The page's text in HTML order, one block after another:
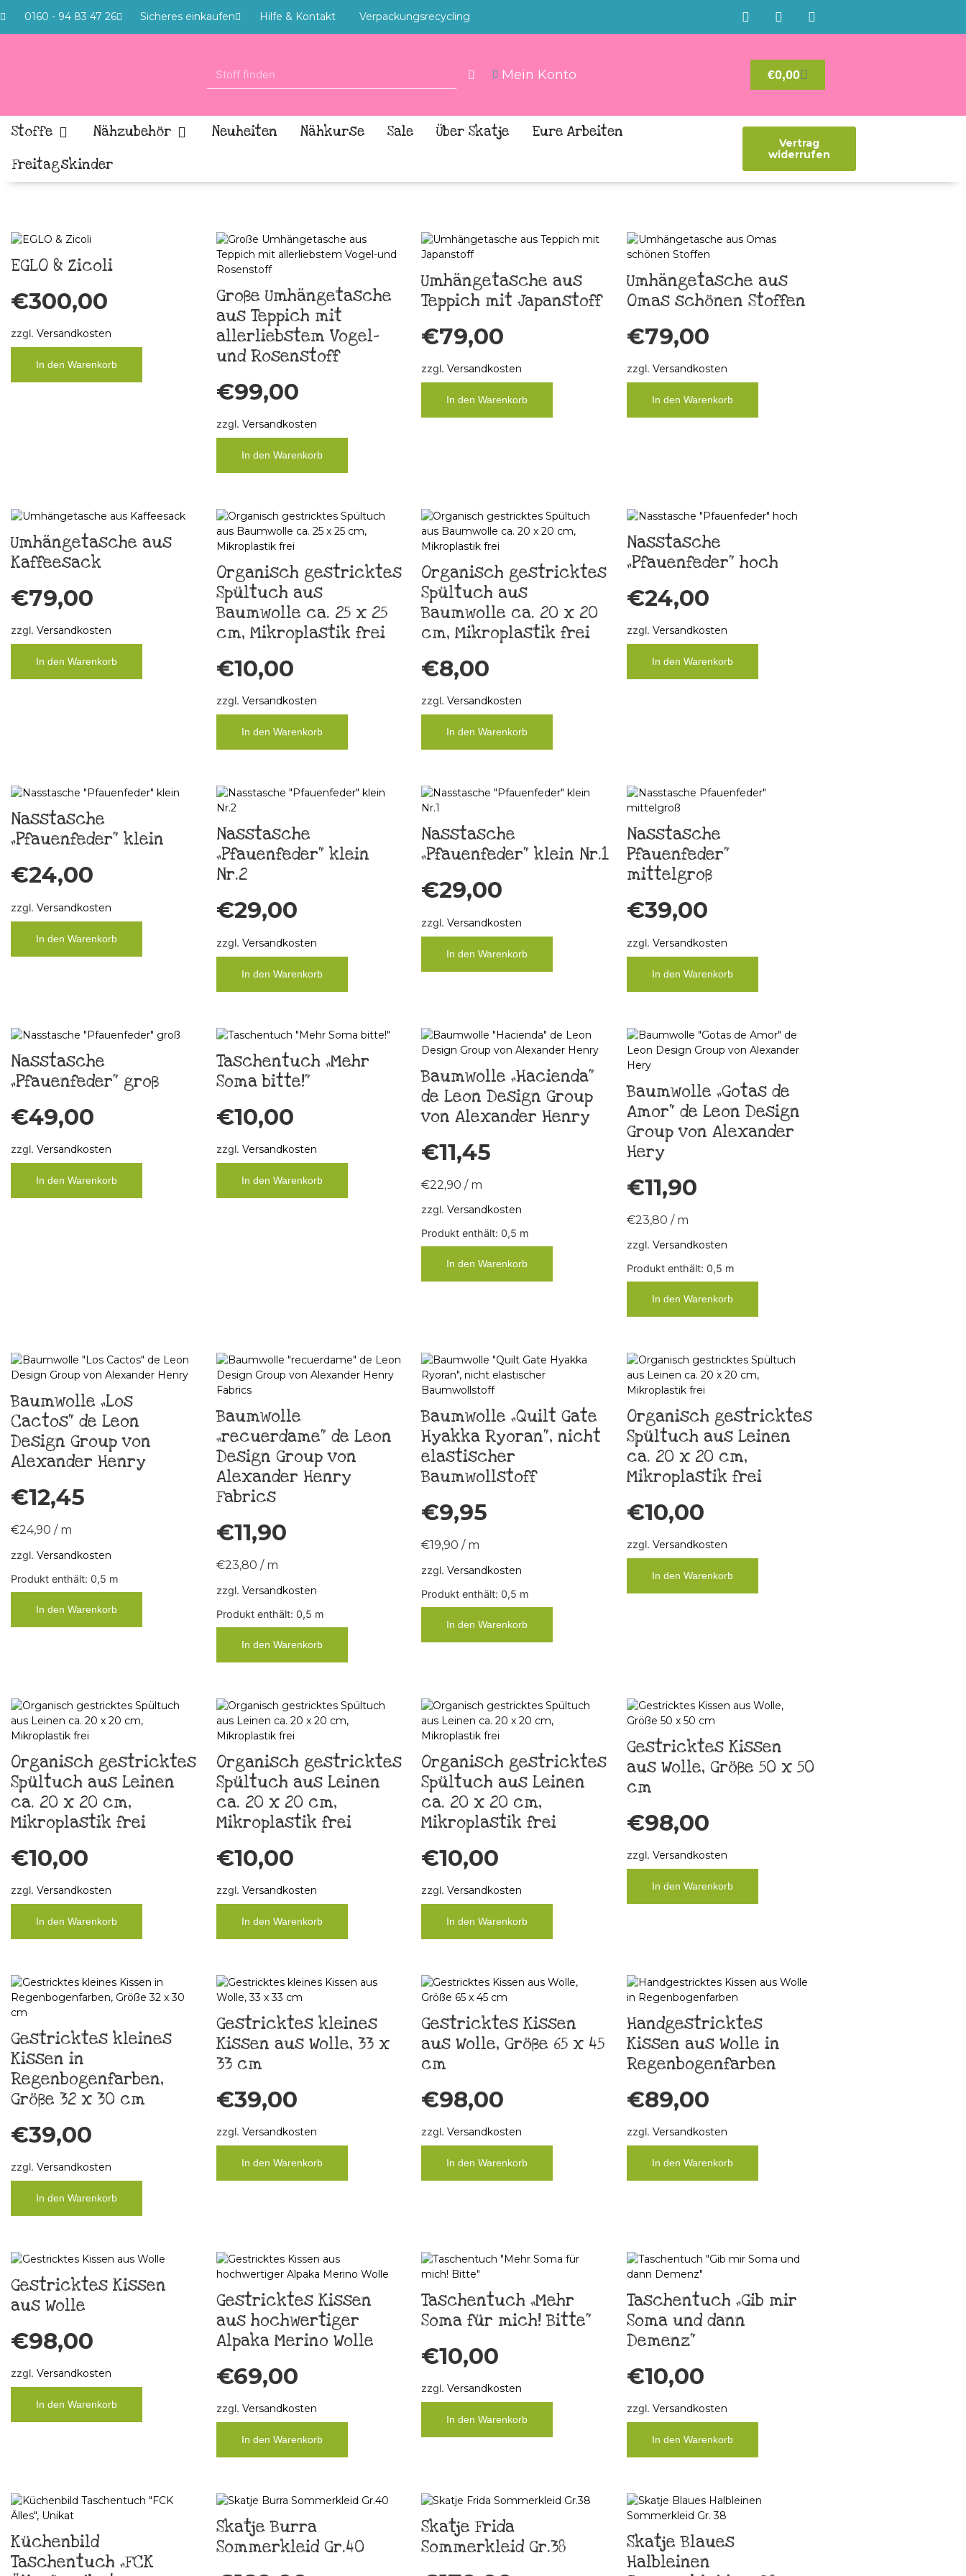
0160 - 94 83 47 26 Sicheres einkaufen Hilfe & Kontakt Verpackungsrecycling
Mein Konto €0,00
Stoffe Nähzubehör Neuheiten Nähkurse Sale Über Skatje
Eure Arbeiten
Freitagskinder
Vertrag
widerrufen
EGLO & Zicoli
€300,00
zzgl. Versandkosten
In den Warenkorb
Große Umhängetasche
aus Teppich mit
allerliebstem Vogel-
und Rosenstoff
€99,00
zzgl. Versandkosten
In den Warenkorb
Umhängetasche aus
Teppich mit Japanstoff
€79,00
zzgl. Versandkosten
In den Warenkorb
Umhängetasche aus
Omas schönen Stoffen
€79,00
zzgl. Versandkosten
In den Warenkorb
Umhängetasche aus
Kaffeesack
€79,00
zzgl. Versandkosten
In den Warenkorb
Organisch gestricktes
Spültuch aus
Baumwolle ca. 25 x 25
cm, Mikroplastik frei
€10,00
zzgl. Versandkosten
In den Warenkorb
Organisch gestricktes
Spültuch aus
Baumwolle ca. 20 x 20
cm, Mikroplastik frei
€8,00
zzgl. Versandkosten
In den Warenkorb
Nasstasche
„Pfauenfeder“ hoch
€24,00
zzgl. Versandkosten
In den Warenkorb
Nasstasche
„Pfauenfeder“ klein
€24,00
zzgl. Versandkosten
In den Warenkorb
Nasstasche
„Pfauenfeder“ klein
Nr.2
€29,00
zzgl. Versandkosten
In den Warenkorb
Nasstasche
„Pfauenfeder“ klein Nr.1
€29,00
zzgl. Versandkosten
In den Warenkorb
Nasstasche
Pfauenfeder“
mittelgroß
€39,00
zzgl. Versandkosten
In den Warenkorb
Nasstasche
„Pfauenfeder“ groß
€49,00
zzgl. Versandkosten
In den Warenkorb
Taschentuch „Mehr
Soma bitte!“
€10,00
zzgl. Versandkosten
In den Warenkorb
Baumwolle „Hacienda“
de Leon Design Group
von Alexander Henry
€11,45
€22,90 / m
zzgl. Versandkosten
Produkt enthält: 0,5 m
In den Warenkorb
Baumwolle „Gotas de
Amor“ de Leon Design
Group von Alexander
Hery
€11,90
€23,80 / m
zzgl. Versandkosten
Produkt enthält: 0,5 m
In den Warenkorb
Baumwolle „Los
Cactos“ de Leon
Design Group von
Alexander Henry
€12,45
€24,90 / m
zzgl. Versandkosten
Produkt enthält: 0,5 m
In den Warenkorb
Baumwolle
„recuerdame“ de Leon
Design Group von
Alexander Henry
Fabrics
€11,90
€23,80 / m
zzgl. Versandkosten
Produkt enthält: 0,5 m
In den Warenkorb
Baumwolle „Quilt Gate
Hyakka Ryoran“, nicht
elastischer
Baumwollstoff
€9,95
€19,90 / m
zzgl. Versandkosten
Produkt enthält: 0,5 m
In den Warenkorb
Organisch gestricktes
Spültuch aus Leinen
ca. 20 x 20 cm,
Mikroplastik frei
€10,00
zzgl. Versandkosten
In den Warenkorb
Organisch gestricktes
Spültuch aus Leinen
ca. 20 x 20 cm,
Mikroplastik frei
€10,00
zzgl. Versandkosten
In den Warenkorb
Organisch gestricktes
Spültuch aus Leinen
ca. 20 x 20 cm,
Mikroplastik frei
€10,00
zzgl. Versandkosten
In den Warenkorb
Organisch gestricktes
Spültuch aus Leinen
ca. 20 x 20 cm,
Mikroplastik frei
€10,00
zzgl. Versandkosten
In den Warenkorb
Gestricktes Kissen
aus Wolle, Größe 50 x 50
cm
€98,00
zzgl. Versandkosten
In den Warenkorb
Gestricktes kleines
Kissen in
Regenbogenfarben,
Größe 32 x 30 cm
€39,00
zzgl. Versandkosten
In den Warenkorb
Gestricktes kleines
Kissen aus Wolle, 33 x
33 cm
€39,00
zzgl. Versandkosten
In den Warenkorb
Gestricktes Kissen
aus Wolle, Größe 65 x 45
cm
€98,00
zzgl. Versandkosten
In den Warenkorb
Handgestricktes
Kissen aus Wolle in
Regenbogenfarben
€89,00
zzgl. Versandkosten
In den Warenkorb
Gestricktes Kissen
aus Wolle
€98,00
zzgl. Versandkosten
In den Warenkorb
Gestricktes Kissen
aus hochwertiger
Alpaka Merino Wolle
€69,00
zzgl. Versandkosten
In den Warenkorb
Taschentuch „Mehr
Soma für mich! Bitte“
€10,00
zzgl. Versandkosten
In den Warenkorb
Taschentuch „Gib mir
Soma und dann
Demenz“
€10,00
zzgl. Versandkosten
In den Warenkorb
Küchenbild
Taschentuch „FCK
Skatje Burra
Sommerkleid Gr.40
Skatje Frida
Sommerkleid Gr.38
Skatje Blaues
Halbleinen